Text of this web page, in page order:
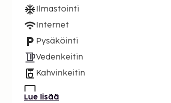
Ilmastointi
Internet
Pysäköinti
Vedenkeitin
Kahvinkeitin
Lue lisää